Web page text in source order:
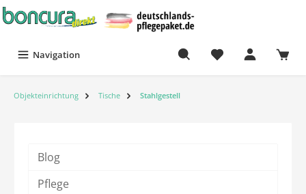
Navigation
Objekteinrichtung Tische Stahlgestell
Blog
Pflege